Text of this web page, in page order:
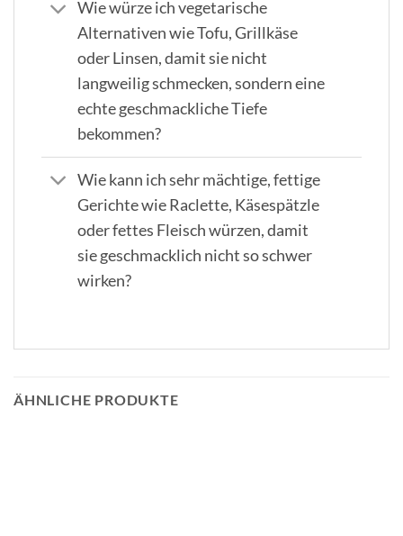
Wie würze ich vegetarische
Alternativen wie Tofu, Grillkäse
oder Linsen, damit sie nicht
langweilig schmecken, sondern eine
echte geschmackliche Tiefe
bekommen?
Wie kann ich sehr mächtige, fettige
Gerichte wie Raclette, Käsespätzle
oder fettes Fleisch würzen, damit
sie geschmacklich nicht so schwer
wirken?
ÄHNLICHE PRODUKTE